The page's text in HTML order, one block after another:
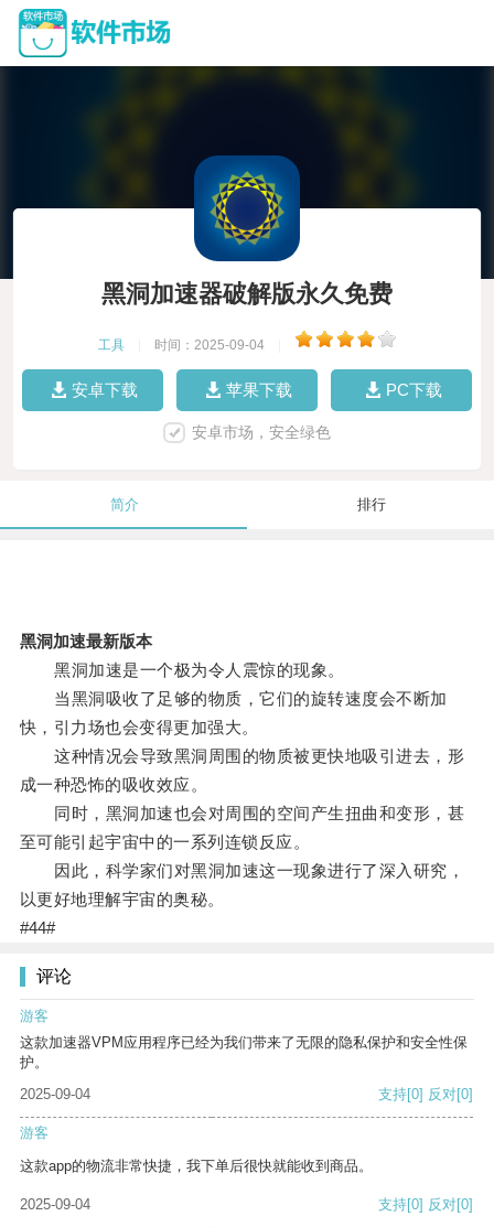
黑洞加速器破解版永久免费
工具 时间：2025-09-04
安卓下载 苹果下载 PC下载
安卓市场，安全绿色
简介 排行
黑洞加速最新版本
黑洞加速是一个极为令人震惊的现象。
当黑洞吸收了足够的物质，它们的旋转速度会不断加
快，引力场也会变得更加强大。
这种情况会导致黑洞周围的物质被更快地吸引进去，形
成一种恐怖的吸收效应。
同时，黑洞加速也会对周围的空间产生扭曲和变形，甚
至可能引起宇宙中的一系列连锁反应。
因此，科学家们对黑洞加速这一现象进行了深入研究，
以更好地理解宇宙的奥秘。
#44#
评论
游客
这款加速器VPM应用程序已经为我们带来了无限的隐私保护和安全性保
护。
2025-09-04
支持[0] 反对[0]
游客
这款app的物流非常快捷，我下单后很快就能收到商品。
2025-09-04 支持[0] 反对[0]